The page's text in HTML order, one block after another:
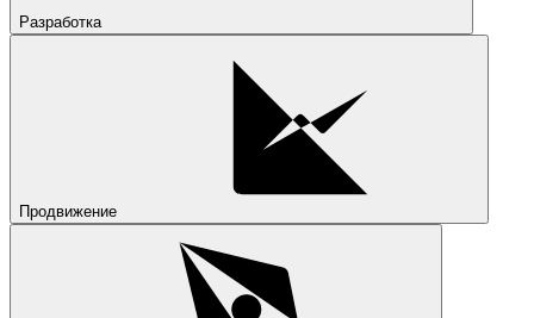
Разработка
Продвижение